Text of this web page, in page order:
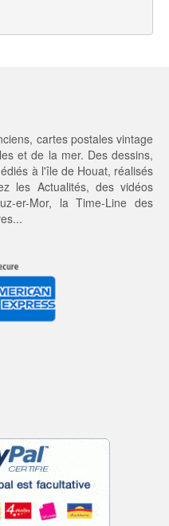
s
cartes postales vintage
et de la mer. Des dessins,
à l'île de Houat, réalisés
les Actualités, des vidéos
er-Mor, laTime-Line des